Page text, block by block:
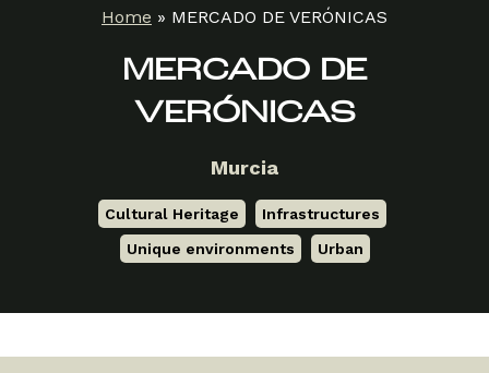
Home » MERCADO DE VERÓNICAS
MERCADO DE
VERÓNICAS
Murcia
Cultural Heritage Infrastructures
Unique environments
Urban